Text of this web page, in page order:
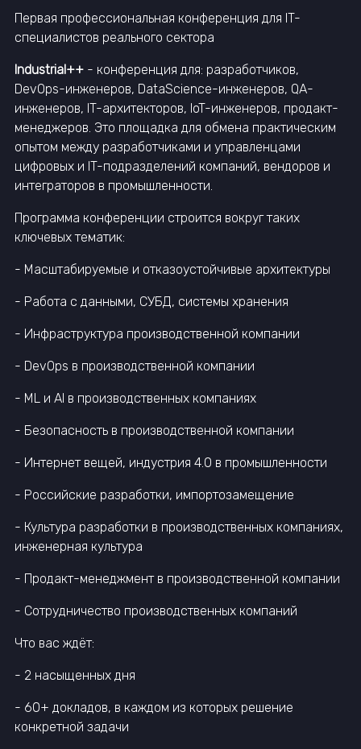
Первая профессиональная конференция для IT-
специалистов реального сектора
Industrial++ - конференция для: разработчиков,
DevOps-инженеров, DataScience-инженеров, QA-
инженеров, IT-архитекторов, IoT-инженеров, продакт-
менеджеров. Это площадка для обмена практическим
опытом между разработчиками и управленцами
цифровых и IT-подразделений компаний, вендоров и
интеграторов в промышленности.
Программа конференции строится вокруг таких
ключевых тематик:
- Масштабируемые и отказоустойчивые архитектуры
- Работа с данными, СУБД, системы хранения
- Инфраструктура производственной компании
- DevOps в производственной компании
- ML и AI в производственных компаниях
- Безопасность в производственной компании
- Интернет вещей, индустрия 4.0 в промышленности
- Российские разработки, импортозамещение
- Культура разработки в производственных компаниях,
инженерная культура
- Продакт-менеджмент в производственной компании
- Сотрудничество производственных компаний
Что вас ждёт:
- 2 насыщенных дня
- 60+ докладов, в каждом из которых решение
конкретной задачи